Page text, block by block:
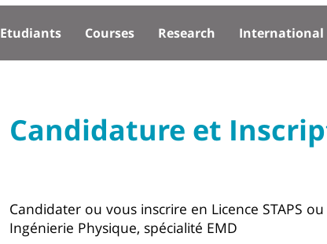
Etudiants Courses Research International
University
content
Titre
page
Candidature et
Contenu
de
Candidater ou vous inscrire en Licence STAPS
Ingénierie Physique, spécialité EMD